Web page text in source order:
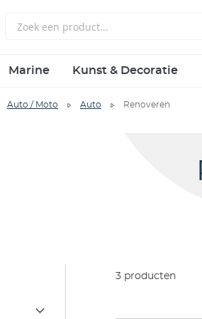
Marine Kunst & Decoratie
Auto / Moto Auto Renoveren
3 producten